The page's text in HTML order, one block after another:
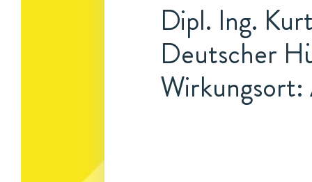
Dipl. Ing.
Deutscher
Wirkungsort: